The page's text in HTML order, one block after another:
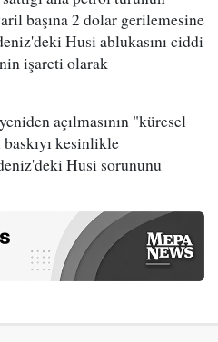
başına 2 dolar gerilemesine
Husi ablukasını ciddi
işareti olarak
açılmasının "küresel
kesinlikle
Husi sorununu